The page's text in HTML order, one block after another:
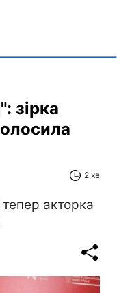
зірка
2 хв
акторка